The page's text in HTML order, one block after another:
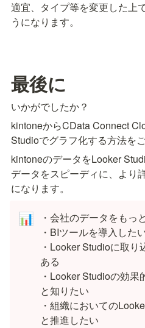
適宜、タイプ等を変更した上
うになります。
最後に
いかがでしたか？
kintoneからCData Connect
Studioでグラフ化する方法を
kintoneのデータをLooker
データをスピーディに、より
になります。
📊
・会社のデータをもっ
・BIツールを導入した
・Looker Studioに取
ある
・Looker Studioの効
と知りたい
・組織においての
と推進したい